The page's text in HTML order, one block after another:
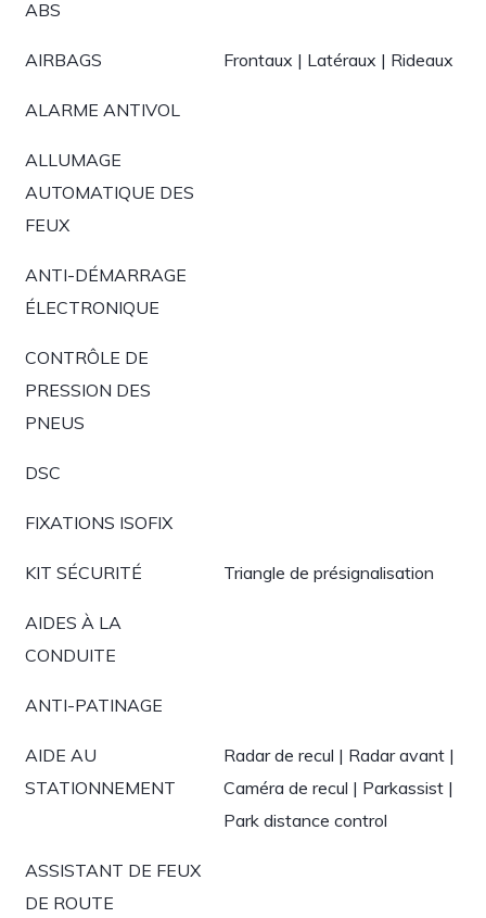
ABS
AIRBAGS Frontaux | Latéraux | Rideaux
ALARME ANTIVOL
ALLUMAGE
AUTOMATIQUE DES
FEUX
ANTI-DÉMARRAGE
ÉLECTRONIQUE
CONTRÔLE DE
PRESSION DES
PNEUS
DSC
FIXATIONS ISOFIX
KIT SÉCURITÉ Triangle de présignalisation
AIDES À LA
CONDUITE
ANTI-PATINAGE
AIDE AU
STATIONNEMENT
Radar de recul | Radar avant |
Caméra de recul | Parkassist |
Park distance control
ASSISTANT DE FEUX
DE ROUTE